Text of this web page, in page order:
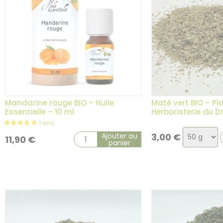
Mandarine rouge BIO – Huile
Essentielle – 10 ml
11,90 € Ajouter au
panier
Maté vert BIO –
Herboristerie du
3,00 € Choix
de